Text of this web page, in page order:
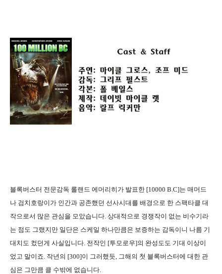
블록버스터 전문감독 롤랜드 에머리히가 발표한 [10000 B.C]는 매머드
나 검치호랑이가 인간과 공존했던 선사시대를 배경으로 한 스팩타클 대
작으로서 많은 관심을 모았습니다. 상대적으로 경쟁작이 없는 비수기라
는 점도 그랬지만 일단은 스케일 하나만큼은 보증하는 감독이니 나름 기
대치도 컸던게 사실입니다. 전작인 [투모로우]의 완성도도 기대 이상이
었고 말이죠. 작년의 [300]이 그러했듯, 그해의 첫 블록버스터에 대한 관
심은 그만큼 클 수밖에 없습니다.